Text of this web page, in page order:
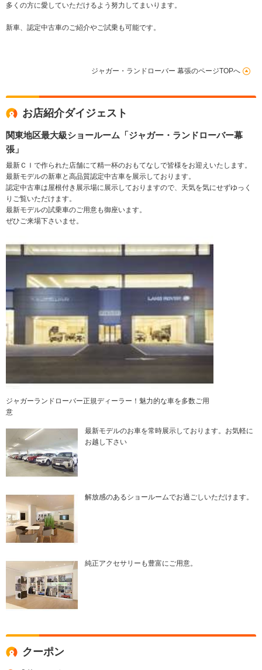
多くの方に愛していただけるよう努力してまいります。
新車、認定中古車のご紹介やご試乗も可能です。
ジャガー・ランドローバー 幕張のページTOPへ
お店紹介ダイジェスト
関東地区最大級ショールーム「ジャガー・ランドローバー幕
張」
最新ＣＩで作られた店舗にて精一杯のおもてなしで皆様をお迎えいたします。
最新モデルの新車と高品質認定中古車を展示しております。
認定中古車は屋根付き展示場に展示しておりますので、天気を気にせずゆっく
りご覧いただけます。
最新モデルの試乗車のご用意も御座います。
ぜひご来場下さいませ。
ジャガーランドローバー正規ディーラー！魅力的な車を多数ご用
意
最新モデルのお車を常時展示しております。お気軽に
お越し下さい
解放感のあるショールームでお過ごしいただけます。
純正アクセサリーも豊富にご用意。
クーポン